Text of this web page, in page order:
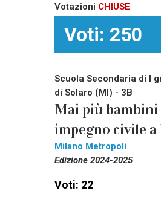
Votazioni CHIUSE
Voti: 250
Scuola Secondaria di I
di Solaro (MI) - 3B
Mai più
impegno civile
Milano Metropoli
Edizione 2024-2025
Voti: 22